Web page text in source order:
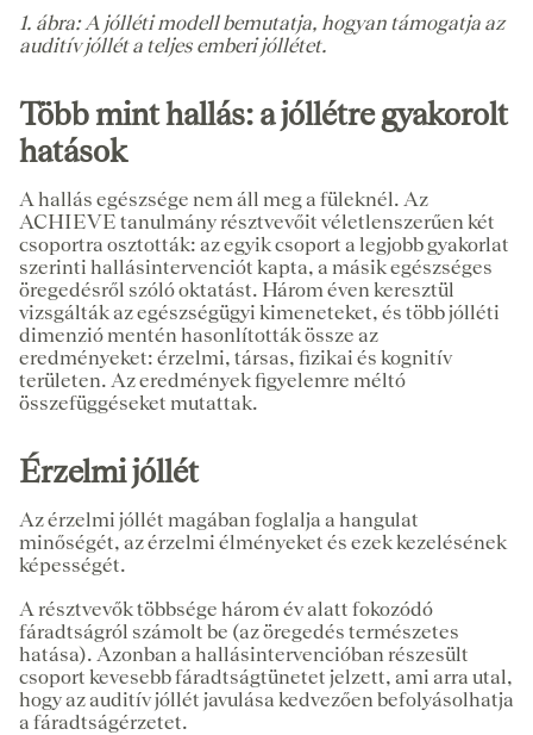
1. ábra: A jólléti modell bemutatja, hogyan támogatja az
auditív jóllét a teljes emberi jóllétet.
Több mint hallás: a jóllétre gyakorolt
hatások
A hallás egészsége nem áll meg a füleknél. Az
ACHIEVE tanulmány résztvevőit véletlenszerűen két
csoportra osztották: az egyik csoport a legjobb gyakorlat
szerinti hallásintervenciót kapta, a másik egészséges
öregedésről szóló oktatást. Három éven keresztül
vizsgálták az egészségügyi kimeneteket, és több jólléti
dimenzió mentén hasonlították össze az
eredményeket: érzelmi, társas, fizikai és kognitív
területen. Az eredmények figyelemre méltó
összefüggéseket mutattak.
Érzelmi jóllét
Az érzelmi jóllét magában foglalja a hangulat
minőségét, az érzelmi élményeket és ezek kezelésének
képességét.
A résztvevők többsége három év alatt fokozódó
fáradtságról számolt be (az öregedés természetes
hatása). Azonban a hallásintervencióban részesült
csoport kevesebb fáradtságtünetet jelzett, ami arra utal,
hogy az auditív jóllét javulása kedvezően befolyásolhatja
a fáradtságérzetet.